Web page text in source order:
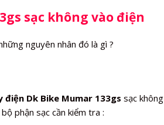
sạc không vào điện
nguyên nhân đó là gì ?
điện Dk Bike Mumar 133gs sạc
phận sạc cần kiểm tra :